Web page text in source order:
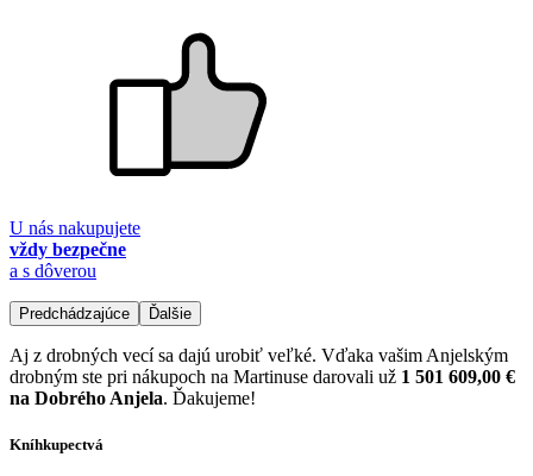
U nás nakupujete
vždy bezpečne
a s dôverou
Predchádzajúce Ďalšie
Aj z drobných vecí sa dajú urobiť veľké. Vďaka vašim Anjelským
drobným ste pri nákupoch na Martinuse darovali už 1 501 609,00 €
na Dobrého Anjela. Ďakujeme!
Kníhkupectvá